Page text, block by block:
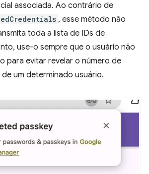
associada. Ao contrário de
, esse método não
toda a lista de IDs de
use-o sempre que o usuário não
para evitar revelar o número de
um determinado usuário.